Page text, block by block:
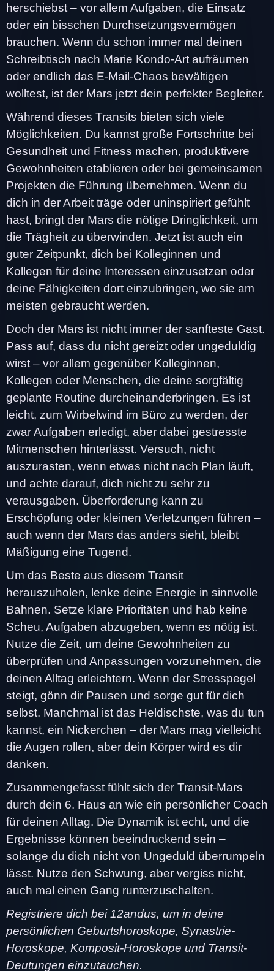
herschiebst – vor allem Aufgaben, die Einsatz
oder ein bisschen Durchsetzungsvermögen
brauchen. Wenn du schon immer mal deinen
Schreibtisch nach Marie Kondo-Art aufräumen
oder endlich das E-Mail-Chaos bewältigen
wolltest, ist der Mars jetzt dein perfekter Begleiter.
Während dieses Transits bieten sich viele
Möglichkeiten. Du kannst große Fortschritte bei
Gesundheit und Fitness machen, produktivere
Gewohnheiten etablieren oder bei gemeinsamen
Projekten die Führung übernehmen. Wenn du
dich in der Arbeit träge oder uninspiriert gefühlt
hast, bringt der Mars die nötige Dringlichkeit, um
die Trägheit zu überwinden. Jetzt ist auch ein
guter Zeitpunkt, dich bei Kolleginnen und
Kollegen für deine Interessen einzusetzen oder
deine Fähigkeiten dort einzubringen, wo sie am
meisten gebraucht werden.
Doch der Mars ist nicht immer der sanfteste Gast.
Pass auf, dass du nicht gereizt oder ungeduldig
wirst – vor allem gegenüber Kolleginnen,
Kollegen oder Menschen, die deine sorgfältig
geplante Routine durcheinanderbringen. Es ist
leicht, zum Wirbelwind im Büro zu werden, der
zwar Aufgaben erledigt, aber dabei gestresste
Mitmenschen hinterlässt. Versuch, nicht
auszurasten, wenn etwas nicht nach Plan läuft,
und achte darauf, dich nicht zu sehr zu
verausgaben. Überforderung kann zu
Erschöpfung oder kleinen Verletzungen führen –
auch wenn der Mars das anders sieht, bleibt
Mäßigung eine Tugend.
Um das Beste aus diesem Transit
herauszuholen, lenke deine Energie in sinnvolle
Bahnen. Setze klare Prioritäten und hab keine
Scheu, Aufgaben abzugeben, wenn es nötig ist.
Nutze die Zeit, um deine Gewohnheiten zu
überprüfen und Anpassungen vorzunehmen, die
deinen Alltag erleichtern. Wenn der Stresspegel
steigt, gönn dir Pausen und sorge gut für dich
selbst. Manchmal ist das Heldischste, was du tun
kannst, ein Nickerchen – der Mars mag vielleicht
die Augen rollen, aber dein Körper wird es dir
danken.
Zusammengefasst fühlt sich der Transit-Mars
durch dein 6. Haus an wie ein persönlicher Coach
für deinen Alltag. Die Dynamik ist echt, und die
Ergebnisse können beeindruckend sein –
solange du dich nicht von Ungeduld überrumpeln
lässt. Nutze den Schwung, aber vergiss nicht,
auch mal einen Gang runterzuschalten.
Registriere dich bei 12andus, um in deine
persönlichen Geburtshoroskope, Synastrie-
Horoskope, Komposit-Horoskope und Transit-
Deutungen einzutauchen.